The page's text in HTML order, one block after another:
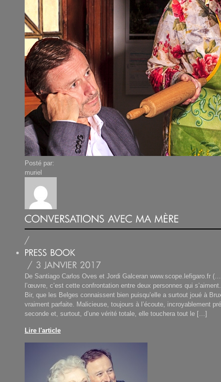
Posté par:
muriel
De Santiago Carlos Oves et Jordi Galceran www.scope.lefigaro.fr
l’œuvre, c’est cette confrontation entre deux personnes qui
Bir, que les Belges connaissent bien puisqu’elle a surtout joué à
vraiment parfaite. Malicieuse, toujours à l’écoute, incroyablement
seconde et, surtout, d’une vérité totale, elle touchera tout le […]
Lire l'article